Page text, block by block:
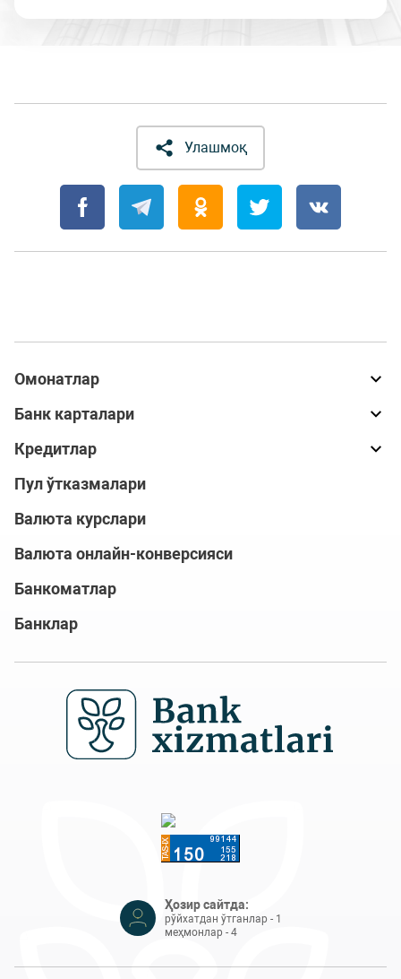
Улашмоқ
Омонатлар
Банк карталари
Кредитлар
Пул ўтказмалари
Валюта курслари
Валюта онлайн-конверсияси
Банкоматлар
Банклар
Ҳозир сайтда:
рўйхатдан ўтганлар - 1
меҳмонлар - 4